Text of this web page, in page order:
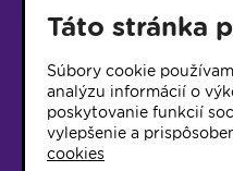
LUMEN
© 2017 Rádio
Táto stránka
Súbory cookie
analýzu informácií o
poskytovanie funkcií
vylepšenie a
cookies